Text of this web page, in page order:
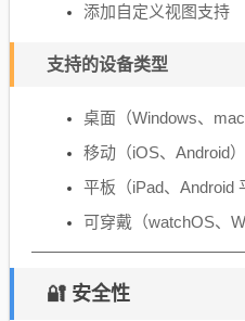
添加自定义视图支持
支持的设备类型
桌面（Windows、
移动（iOS、Android）
平板（iPad、Android
可穿戴（watchOS、
🔐 安全性